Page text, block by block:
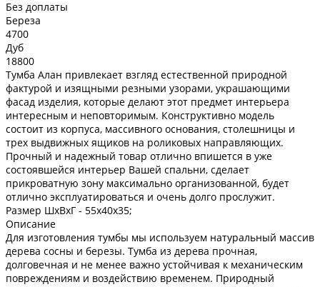
Без доплаты
Береза
4700
Дуб
18800
Тумба Алан привлекает взгляд естественной природной
фактурой и изящными резными узорами, украшающими
фасад изделия, которые делают этот предмет интерьера
интересным и неповторимым. Конструктивно модель
состоит из корпуса, массивного основания, столешницы и
трех выдвижных ящиков на роликовых направляющих.
Прочный и надежный товар отлично впишется в уже
состоявшейся интерьер Вашей спальни, сделает
прикроватную зону максимально организованной, будет
отлично эксплуатироваться и очень долго прослужит.
Размер ШxВxГ - 55x40x35;
Описание
Для изготовления тумбы мы используем натуральный массив
дерева сосны и березы. Тумба из дерева прочная,
долговечная и не менее важно устойчивая к механическим
повреждениям и воздействию временем. Природный